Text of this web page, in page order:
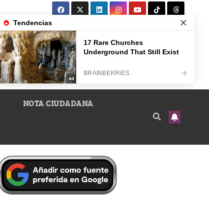
NOTA CIUDADANA